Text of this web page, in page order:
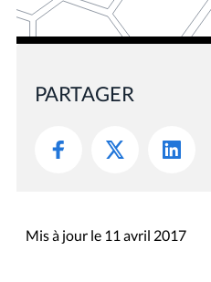
PARTAGER
Mis à jour le 11 avril 2017